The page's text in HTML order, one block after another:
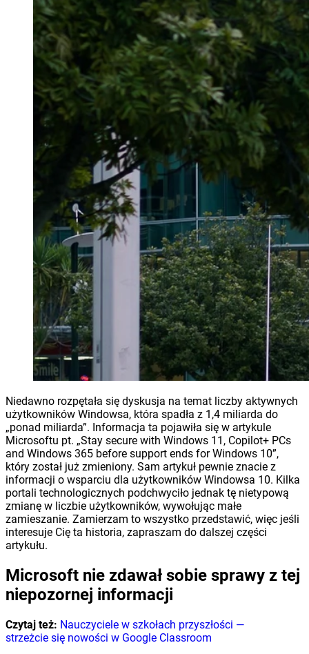
Niedawno rozpętała się dyskusja na temat liczby aktywnych
użytkowników Windowsa, która spadła z 1,4 miliarda do
„ponad miliarda”. Informacja ta pojawiła się w artykule
Microsoftu pt. „Stay secure with Windows 11, Copilot+ PCs
and Windows 365 before support ends for Windows 10”,
który został już zmieniony. Sam artykuł pewnie znacie z
informacji o wsparciu dla użytkowników Windowsa 10. Kilka
portali technologicznych podchwyciło jednak tę nietypową
zmianę w liczbie użytkowników, wywołując małe
zamieszanie. Zamierzam to wszystko przedstawić, więc jeśli
interesuje Cię ta historia, zapraszam do dalszej części
artykułu.
Microsoft nie zdawał sobie sprawy z tej
niepozornej informacji
Czytaj też: Nauczyciele w szkołach przyszłości —
strzeżcie się nowości w Google Classroom